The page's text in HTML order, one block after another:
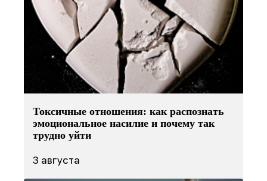
Токсичные отношения: как распознать
эмоциональное насилие и почему так
трудно уйти
3 августа